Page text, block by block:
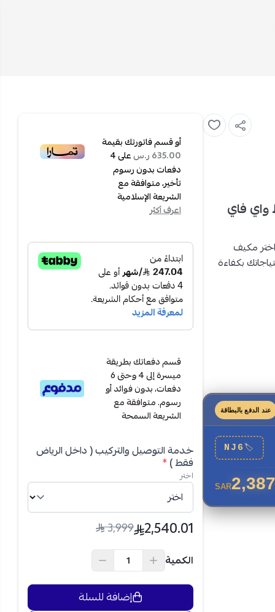
بارد فقط واي فاي
اختر مكيف
لتلبية احتياجاتك بكفاءة
عند الدفع بالبطاقة
🏷
NJ6
SAR
أو قسم فاتورتك بقيمة
635.00 ر.س على4
دفعات بدون رسوم
تأخير، متوافقة مع
الشريعة الإسلامية
اعرف أكثر
قسم دفعاتك بطريقة
ميسرة إلى 4 وحتى 6
دفعات، بدون فوائد أو
رسوم. متوافقة مع
الشريعة السمحة
خدمة التوصيل والتركيب ( داخل الرياض
فقط )*
اختر
2,540.01
3,999
الكمية
إضافة للسلة